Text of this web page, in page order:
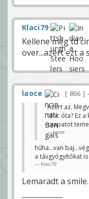
Klaci79
Kellene még td
over...azért ezt a
laoce 866
Azért az.
tánc óta? Ez a
csapatot
laoce
hűha...van
a távgyógyítókat is
Klaci79
Lemaradt a